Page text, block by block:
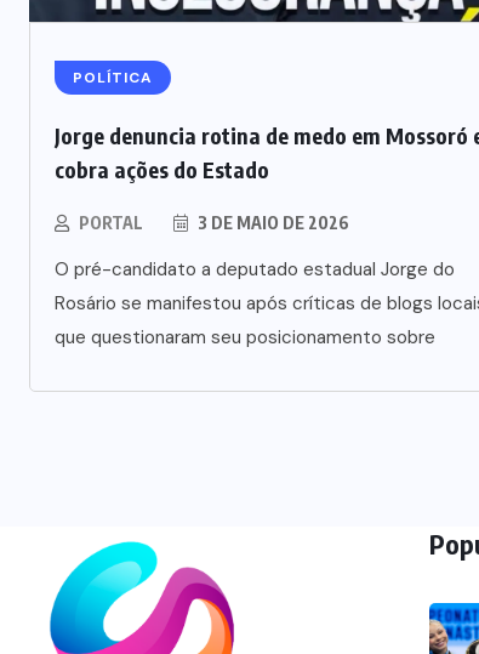
POLÍTICA
Jorge denuncia rotina de medo em Mossoró
cobra ações do Estado
PORTAL 3 DE MAIO DE 2026
O pré-candidato a deputado estadual Jorge do
Rosário se manifestou após críticas de blogs
que questionaram seu posicionamento sobre